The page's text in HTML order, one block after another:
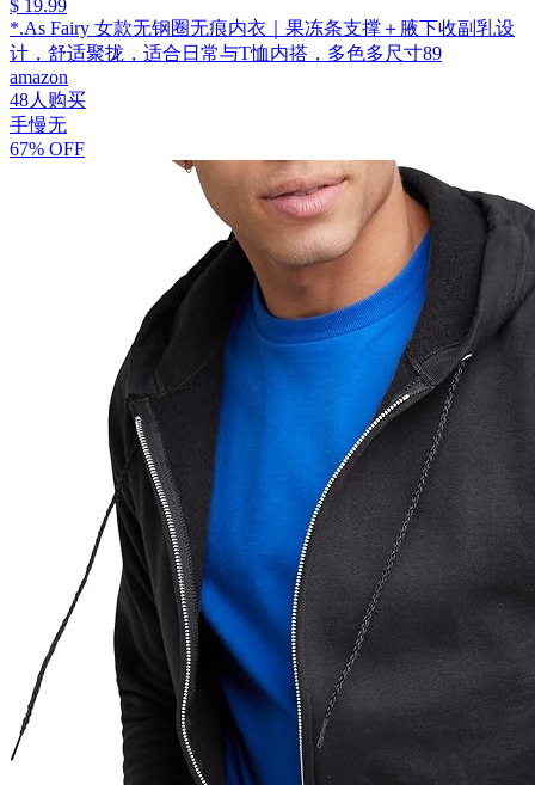
$ 19.99
*.As Fairy 女款无钢圈无痕内衣｜果冻条支撑＋腋下收副乳设
计，舒适聚拢，适合日常与T恤内搭，多色多尺寸89
amazon
48人购买
手慢无
67% OFF